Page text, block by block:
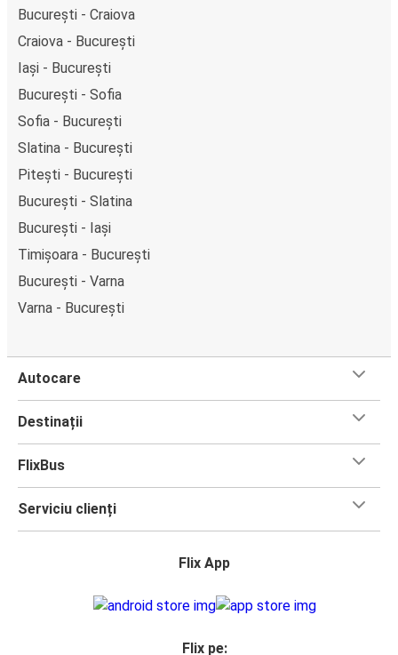
București - Craiova
Craiova - București
Iași - București
București - Sofia
Sofia - București
Slatina - București
Pitești - București
București - Slatina
București - Iași
Timișoara - București
București - Varna
Varna - București
Autocare
Destinații
FlixBus
Serviciu clienți
Flix App
Flix pe: